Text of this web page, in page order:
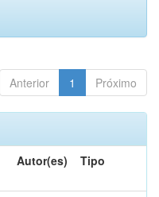
Anterior 1 Próximo
Autor(es) Tipo